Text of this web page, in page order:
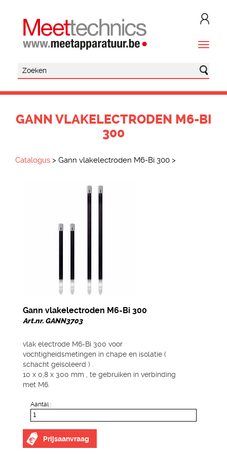
GANN VLAKELECTRODEN M6-BI
300
Catalogus > Gann vlakelectroden M6-Bi 300 >
Gann vlakelectroden M6-Bi 300
Art.nr. GANN3703
vlak electrode M6-Bi 300 voor
vochtigheidsmetingen in chape en isolatie (
schacht geïsoleerd ) .
10 x 0,8 x 300 mm , te gebruiken in verbinding
met M6.
Aantal :
Prijsaanvraag